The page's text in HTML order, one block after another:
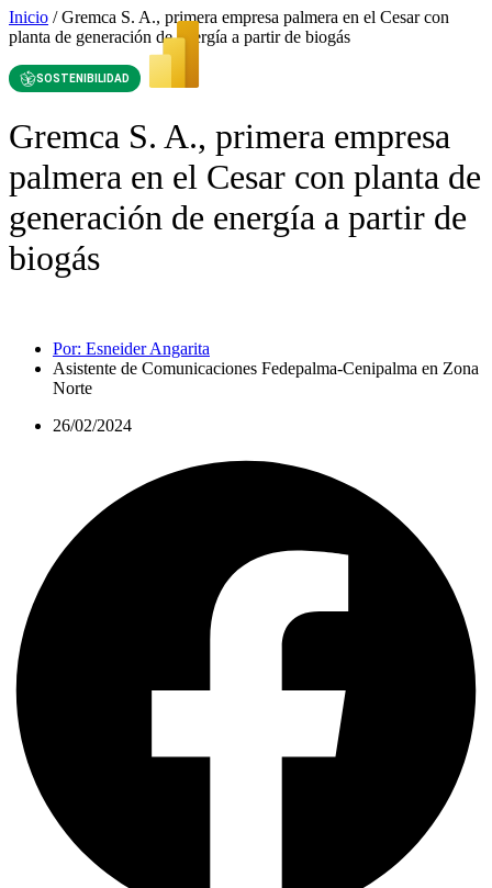
Inicio /Gremca S. A., primera empresa palmera en el Cesar con
planta de generación de energía a partir de biogás
SOSTENIBILIDAD
Gremca S. A., primera empresa
palmera en el Cesar con planta de
generación de energía a partir de
biogás
Por: Esneider Angarita
Asistente de Comunicaciones Fedepalma-Cenipalma en Zona
Norte
26/02/2024